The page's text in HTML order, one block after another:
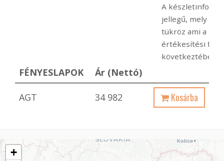
A
jellegű, mely
tükröz ami a
értékesítési
következtében
FÉNYESLAPOK Ár (Nettó)
AGT 34 982 Kosárba
+